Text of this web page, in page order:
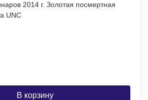
2014 г. Золотая посмертная
UNC
В корзину